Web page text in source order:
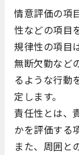
情意評価の項
性などの項目
規律性の項目
無断欠勤など
るような行動
定します。
責任性とは、
かを評価する
また、周囲と